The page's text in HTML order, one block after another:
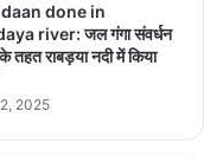
done in
river: जल गंगा संवर्धन
तहत राबड़या नदी में किया
2025